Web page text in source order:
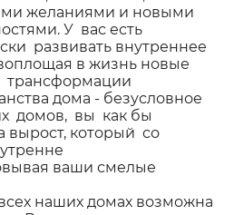
желаниями и новыми
У вас есть
развивать внутреннее
в жизнь новые
трансформации
дома - безусловное
домов, вы как бы
вырост, который со
ваши смелые
наших домах возможна